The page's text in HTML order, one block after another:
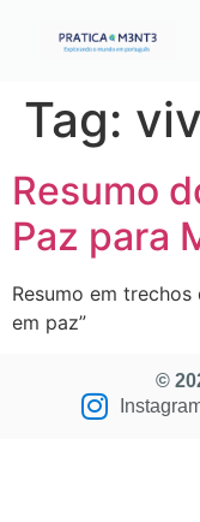
Tag:
Resumo
Paz para
Resumo em
em paz”
©